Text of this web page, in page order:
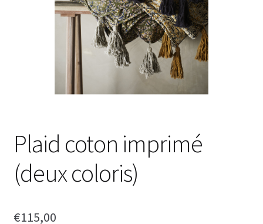
Plaid coton imprimé
(deux coloris)
€115,00